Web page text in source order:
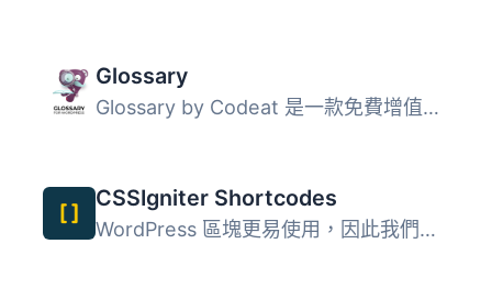
Glossary
Glossary by Codeat 是一款免費增值（Freemium）WordPress 外...
CSSIgniter Shortcodes
WordPress 區塊更易使用，因此我們創建了一個新的區塊編輯器...